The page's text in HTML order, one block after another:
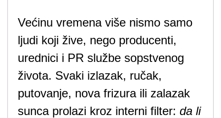
Većinu vremena više nismo samo
ljudi koji žive, nego producenti,
urednici i PR službe sopstvenog
života. Svaki izlazak, ručak,
putovanje, nova frizura ili zalazak
sunca prolazi kroz interni filter: da li